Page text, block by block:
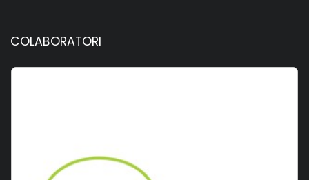
COLABORATORI